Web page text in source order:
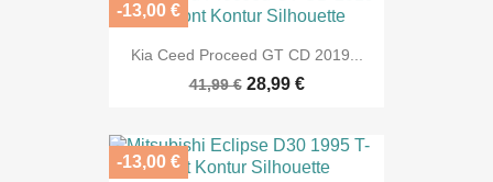
Kia Ceed Proceed GT CD 2019...
41,99 € 28,99 €
-13,00 €
-13,00 €